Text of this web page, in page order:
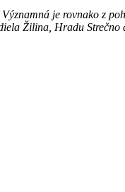
je rovnako z
Žilina, Hradu Strečno